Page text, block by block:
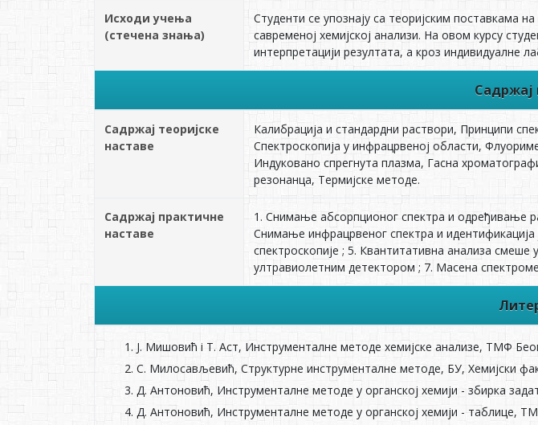
Исходи учења
(стечена знања)
Студенти се упознају са теоријским поставкама
савременој хемијској анализи. На овом курсу
интерпретацији резултата, а кроз индивидуалне
Садржај
Садржај теоријске
наставе
Калибрација и стандардни раствори, Принципи
Спектроскопија у инфрацрвеној области,
Индуковано спрегнута плазма, Гасна
резонанца, Термијске методе.
Садржај практичне
наставе
1. Снимање абсорпционог спектра и одређивање
Снимање инфрацрвеног спектра и
спектроскопије ; 5. Квантитативна анализа
ултравиолетним детектором ; 7. Масена
J. Мишовић i T. Аст, Инструменталне методе хемијске анализе, TMФ
С. Милосављевић, Структурне инструменталне методе, БУ, Хемијски
Д. Антоновић, Инструменталне методе у органској хемији - збирка
Д. Антоновић, Инструменталне методе у органској хемији - таблице,